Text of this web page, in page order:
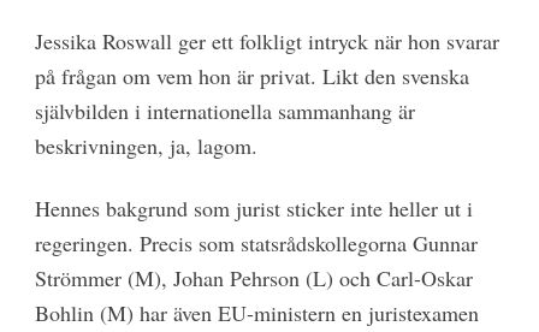
Jessika Roswall ger ett folkligt intryck när hon svarar
på frågan om vem hon är privat. Likt den svenska
självbilden i internationella sammanhang är
beskrivningen, ja, lagom.
Hennes bakgrund som jurist sticker inte heller ut i
regeringen. Precis som statsrådskollegorna Gunnar
Strömmer (M), Johan Pehrson (L) och Carl-Oskar
Bohlin (M) har även EU-ministern en juristexamen